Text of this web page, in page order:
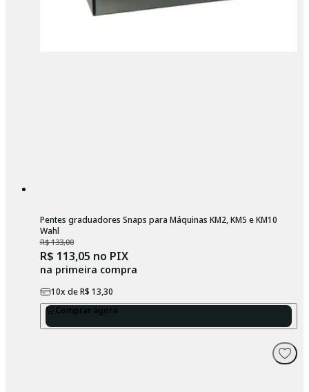
Pentes graduadores Snaps para Máquinas KM2, KM5 e KM10
Wahl
R$ 133,00
R$ 113,05 no PIX
na primeira compra
10x deR$ 13,30
Comprar agora